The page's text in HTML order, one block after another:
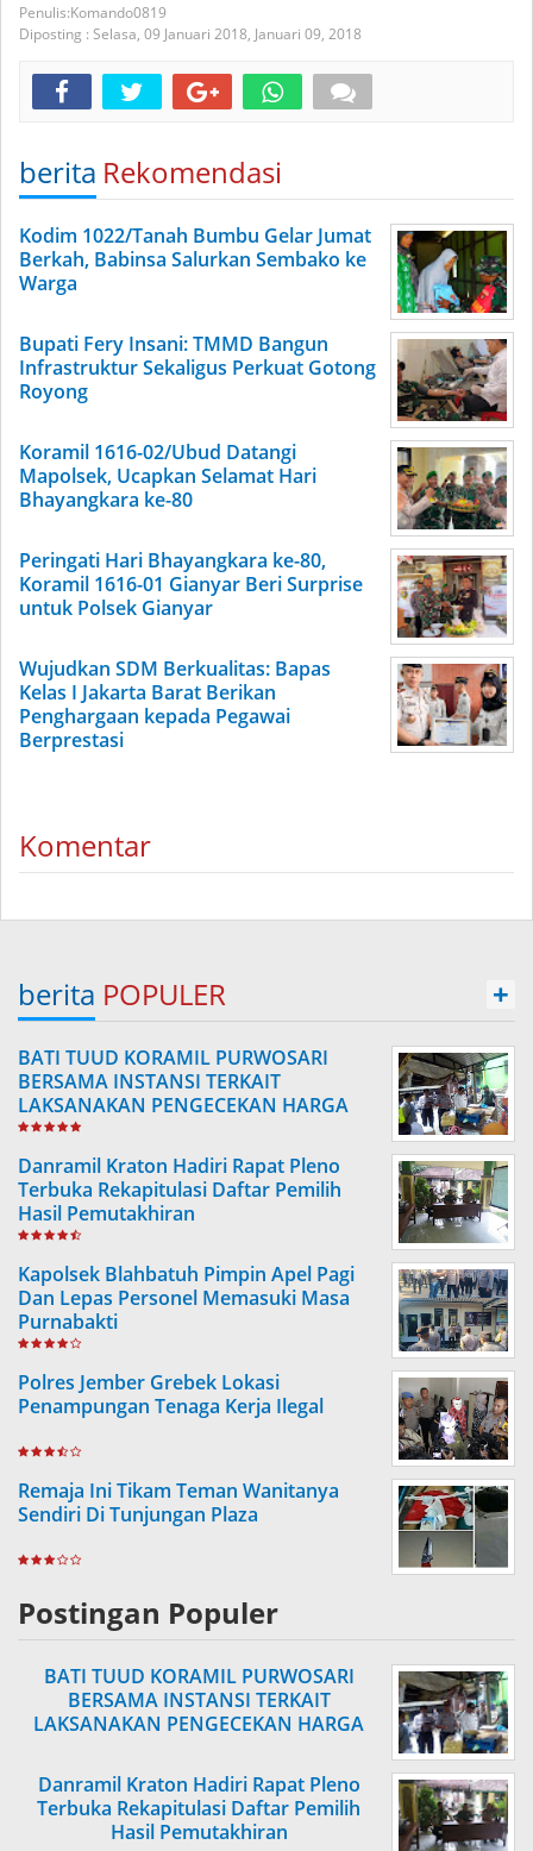
Komando0819
Diposting : Selasa, 09 Januari 2018, Januari 09, 2018
berita Rekomendasi
Kodim 1022/Tanah Bumbu Gelar Jumat
Berkah, Babinsa Salurkan Sembako ke
Warga
Bupati Fery Insani: TMMD Bangun
Infrastruktur Sekaligus Perkuat Gotong
Royong
Koramil 1616-02/Ubud Datangi
Mapolsek, Ucapkan Selamat Hari
Bhayangkara ke-80
Peringati Hari Bhayangkara ke-80,
Koramil 1616-01 Gianyar Beri Surprise
untuk Polsek Gianyar
Wujudkan SDM Berkualitas: Bapas
Kelas I Jakarta Barat Berikan
Penghargaan kepada Pegawai
Berprestasi
Komentar
berita POPULER +
BATI TUUD KORAMIL PURWOSARI
BERSAMA INSTANSI TERKAIT
LAKSANAKAN PENGECEKAN HARGA
SEMBAKO
Danramil Kraton Hadiri Rapat Pleno
Terbuka Rekapitulasi Daftar Pemilih
Hasil Pemutakhiran
Kapolsek Blahbatuh Pimpin Apel Pagi
Dan Lepas Personel Memasuki Masa
Purnabakti
Polres Jember Grebek Lokasi
Penampungan Tenaga Kerja Ilegal
Remaja Ini Tikam Teman Wanitanya
Sendiri Di Tunjungan Plaza
Postingan Populer
BATI TUUD KORAMIL PURWOSARI
BERSAMA INSTANSI TERKAIT
LAKSANAKAN PENGECEKAN HARGA
Danramil Kraton Hadiri Rapat Pleno
Terbuka Rekapitulasi Daftar Pemilih
Hasil Pemutakhiran